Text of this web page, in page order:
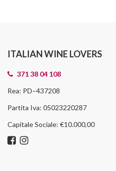
ITALIAN WINE LOVERS
371 38 04 108
Rea: PD–437208
Partita Iva: 05023220287
Capitale Sociale: €10.000,00